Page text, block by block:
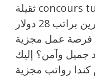
ثقيلة concours tunisie كندا تفتح أبوابها
لسائقي الشاحنات المهاجرين براتب 28 دولار
عمل مجزية
جميل وآمن؟ إليك
كندا رواتب مجزية